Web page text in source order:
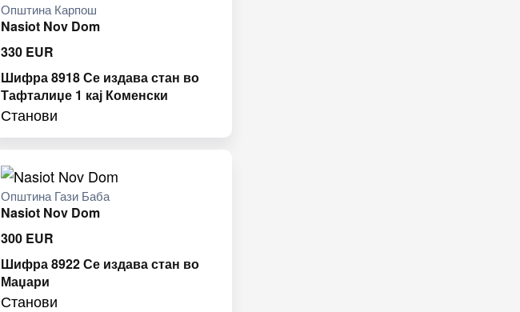
Општина Карпош
Nasiot Nov Dom
330 EUR
Шифра 8918 Се издава стан во
Тафталиџе 1 кај Коменски
Станови
Општина Гази Баба
Nasiot Nov Dom
300 EUR
Шифра 8922 Се издава стан во
Маџари
Станови